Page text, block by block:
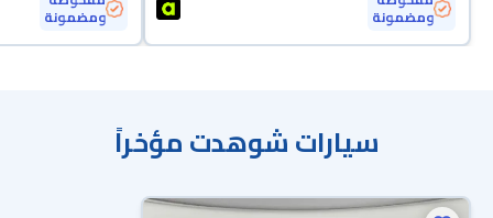
ومضمونة ومضمونة
سيارات شوهدت مؤخراً